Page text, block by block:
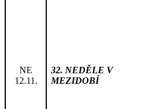
NE
12.11.
32. NEDĚLE V
MEZIDOBÍ